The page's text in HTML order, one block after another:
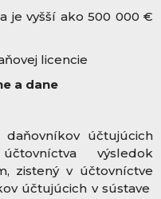
vyšší ako 500 000 €
licencie
a dane
účtujúcich
výsledok
zistený v účtovníctve
účtujúcich v sústave